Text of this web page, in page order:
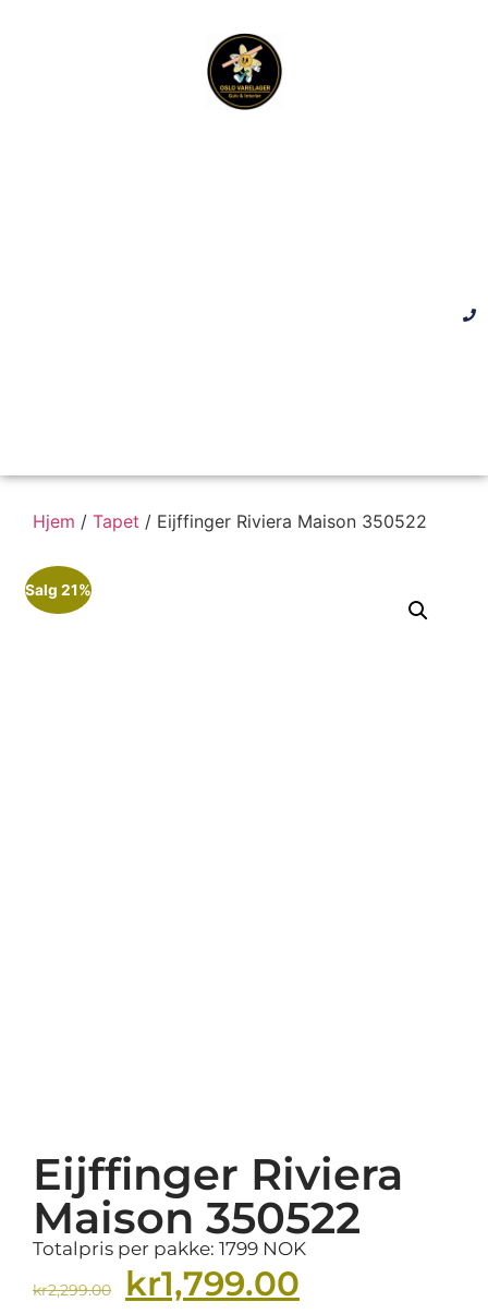
Hjem / Tapet / Eijffinger Riviera Maison 350522
Salg 21%
Eijffinger Riviera
Maison 350522
Totalpris per pakke: 1799 NOK
kr2,299.00 kr1,799.00